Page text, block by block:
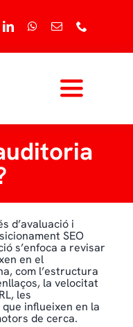
Toggle
Inici,
Serveis,
Blog,
Contacte
d’avaluació i
SEO
s’enfoca a revisar
en el
com l’estructura
la velocitat
les
influeixen en la
de cerca.